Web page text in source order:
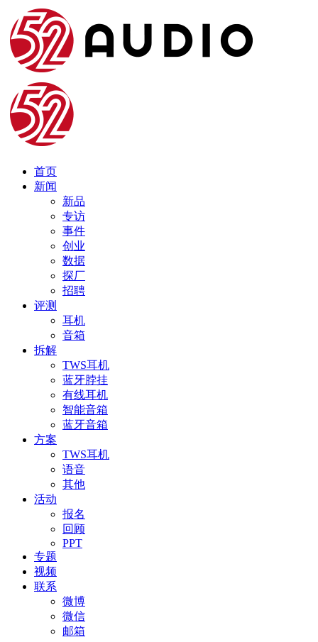
首页
新闻
新品
专访
事件
创业
数据
探厂
招聘
评测
耳机
音箱
拆解
TWS耳机
蓝牙脖挂
有线耳机
智能音箱
蓝牙音箱
方案
TWS耳机
语音
其他
活动
报名
回顾
PPT
专题
视频
联系
微博
微信
邮箱